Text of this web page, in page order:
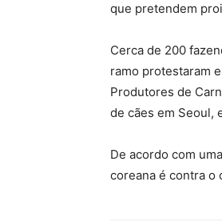
que pretendem
Cerca de 200
ramo protestaram
Produtores de
de cães em Seoul,
De acordo com
coreana é contra o